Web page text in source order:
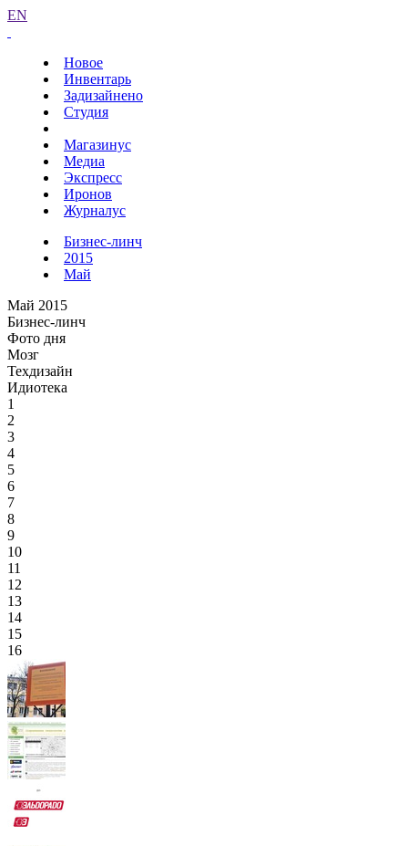
EN
Новое
Инвентарь
Задизайнено
Студия
Магазинус
Медиа
Экспресс
Иронов
Журналус
Бизнес-линч
2015
Май
Май 2015
Бизнес-линч
Фото дня
Мозг
Техдизайн
Идиотека
1
2
3
4
5
6
7
8
9
10
11
12
13
14
15
16